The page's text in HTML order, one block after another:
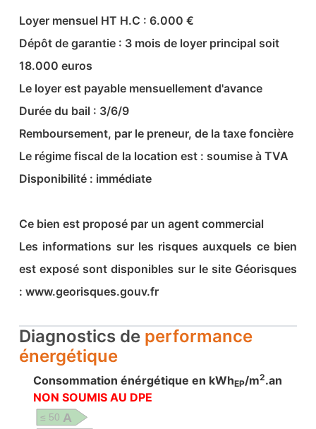
Loyer mensuel HT H.C : 6.000 €
Dépôt de garantie : 3 mois de loyer principal soit
18.000 euros
Le loyer est payable mensuellement d'avance
Durée du bail : 3/6/9
Remboursement, par le preneur, de la taxe foncière
Le régime fiscal de la location est : soumise à TVA
Disponibilité : immédiate
Ce bien est proposé par un agent commercial
Les informations sur les risques auxquels ce bien
est exposé sont disponibles sur le site Géorisques
: www.georisques.gouv.fr
Diagnostics de performance
énergétique
Consommation énérgétique en kWhEP/m2.an
NON SOUMIS AU DPE
A
≤ 50